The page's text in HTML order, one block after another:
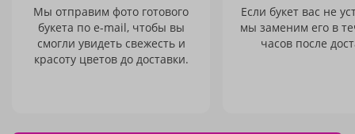
Мы отправим фото готового
букета по e-mail, чтобы вы
смогли увидеть свежесть и
красоту цветов до доставки.
Если букет вас не
мы заменим его в
часов после